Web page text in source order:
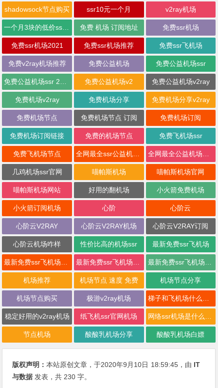
shadowsock节点购买 ssr10元一个月 v2ray机场
免费 机场 订阅地址 免费ssr机场
免费ssr机场2021 免费ssr机场推荐 免费ssr飞机场
免费v2ray机场推荐 免费公益机场 免费公益机场ssr
免费公益机场v2 免费公益机场v2ray
免费机场v2ray 免费机场分享 免费机场分享v2ray
免费机场节点 免费机场节点 订阅 免费机场订阅
免费机场订阅链接 免费的机场节点 免费飞机场ssr
免费飞机场节点
几鸡机场ssr官网 喵帕斯机场 喵帕斯机场官网
喵帕斯机场网站 好用的翻机场 小火箭免费机场
小火箭订阅机场 心阶 心阶云
心阶云V2RAY 心阶云V2RAY机场 心阶云V2RAY订阅
心阶云机场咋样 性价比高的机场ssr 最新免费ssr飞机场
机场推荐 机场节点 速度 免费 机场节点分享
机场节点购买 极游v2ray机场
稳定好用的v2ray机场 纸飞机ssr官网机场
节点机场 酸酸乳机场分享 酸酸乳机场白嫖
版权声明：本站原创文章，于2020年9月10日 18:59:45 ，由 IT
与数据 发表，共 230 字。